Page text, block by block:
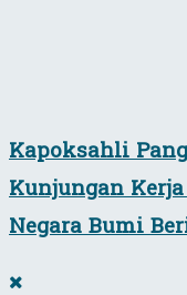
Kapoksahli
Kunjungan
Negara Bumi